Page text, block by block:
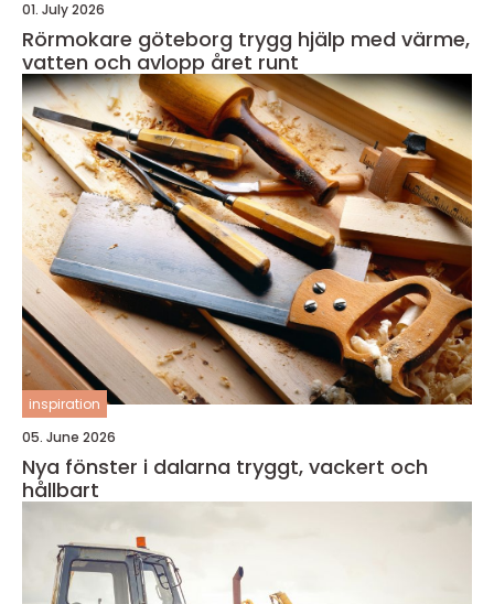
01. July 2026
Rörmokare göteborg trygg hjälp med värme,
vatten och avlopp året runt
inspiration
05. June 2026
Nya fönster i dalarna tryggt, vackert och
hållbart